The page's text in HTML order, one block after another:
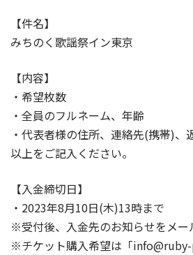
【件名】
みちのく歌謡祭イン東京
【内容】
・希望枚数
・全員のフルネーム、年齢
・代表者様の住所、連絡先(携帯)、
以上をご記入ください。
【入金締切日】
・2023年8月10日(木)13時まで
※受付後、入金先のお知らせをメー
※チケット購入希望は「